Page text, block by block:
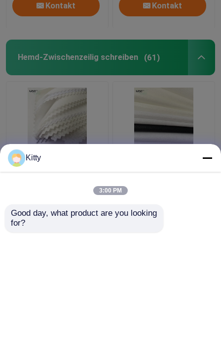
Kontakt Kontakt
Hemd-Zwischenzeilig schreiben (61)
Polyesterhemd,
Manschetten und
Shringkage-beständig
Kitty
3:00 PM
Good day, what product are you looking
for?